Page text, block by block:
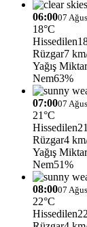
06:0007
18°C
Hissedilen
Rüzgar7
Yağış
Nem63%
07:0007
21°C
Hissedilen
Rüzgar4
Yağış
Nem51%
08:0007
22°C
Hissedilen